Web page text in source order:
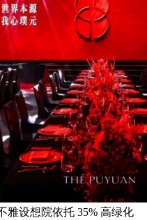
雅设想院依托 35% 高绿化